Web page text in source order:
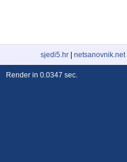
sjedi5.hr netsanovnik.net|
Render in 0.0347 sec.